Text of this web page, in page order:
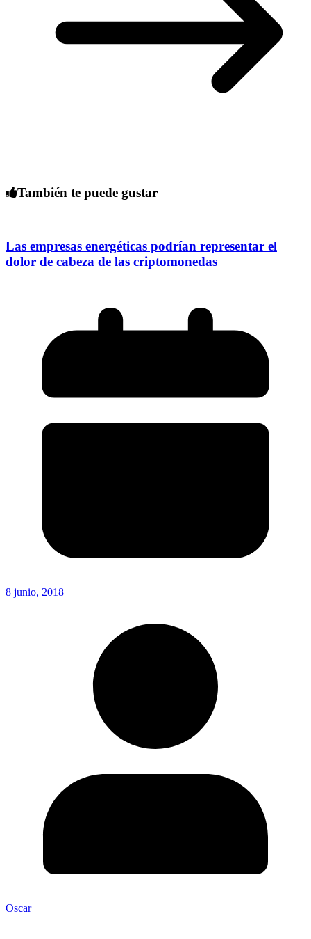
También te puede gustar
Las empresas energéticas podrían representar el
dolor de cabeza de las criptomonedas
8 junio, 2018
Oscar